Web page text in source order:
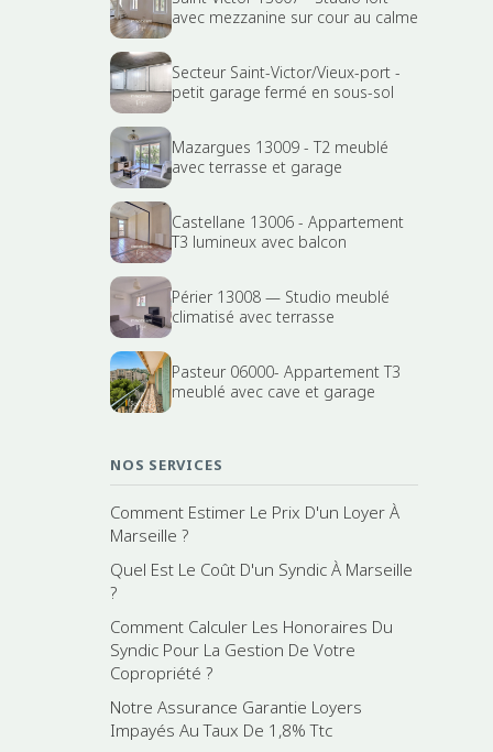
avec mezzanine sur cour au calme
Secteur Saint-Victor/Vieux-port -
petit garage fermé en sous-sol
Mazargues 13009 - T2 meublé
avec terrasse et garage
Castellane 13006 - Appartement
T3 lumineux avec balcon
Périer 13008 — Studio meublé
climatisé avec terrasse
Pasteur 06000- Appartement T3
meublé avec cave et garage
NOS SERVICES
Comment Estimer Le Prix D'un Loyer À
Marseille ?
Quel Est Le Coût D'un Syndic À Marseille
?
Comment Calculer Les Honoraires Du
Syndic Pour La Gestion De Votre
Copropriété ?
Notre Assurance Garantie Loyers
Impayés Au Taux De 1,8% Ttc